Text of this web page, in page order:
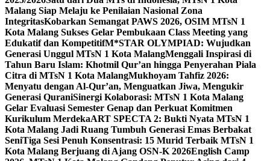
Malang Siap Melaju ke Penilaian Nasional Zona
IntegritasKobarkan Semangat PAWS 2026, OSIM MTsN 1
Kota Malang Sukses Gelar Pembukaan Class Meeting yang
Edukatif dan KompetitifM*STAR OLYMPIAD: Wujudkan
Generasi Unggul MTsN 1 Kota MalangMenggali Inspirasi di
Tahun Baru Islam: Khotmil Qur’an hingga Penyerahan Piala
Citra di MTsN 1 Kota MalangMukhoyam Tahfiz 2026:
Menyatu dengan Al-Qur’an, Menguatkan Jiwa, Mengukir
Generasi QuraniSinergi Kolaborasi: MTsN 1 Kota Malang
Gelar Evaluasi Semester Genap dan Perkuat Komitmen
Kurikulum MerdekaART SPECTA 2: Bukti Nyata MTsN 1
Kota Malang Jadi Ruang Tumbuh Generasi Emas Berbakat
SeniTiga Sesi Penuh Konsentrasi: 15 Murid Terbaik MTsN 1
Kota Malang Berjuang di Ajang OSN-K 2026English Camp